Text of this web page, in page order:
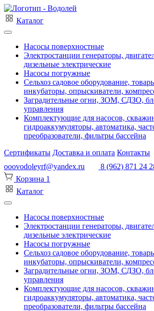
Каталог
Насосы поверхностные
Электростанции генераторы,
дизельные электрические
Насосы погружные
Сельхоз садовое оборудование,
инкубаторы, опрыскиватели,
Заградительные огни, ЗОМ, СДЗО,
управления
Комплектующие для насосов,
гидроаккумуляторы, автоматика,
преобразователи, фильтры бассейна
Сертификаты Доставка и оплата Контакты
ooovodoleyrf@yandex.ru
8 (962) 871 24
Корзина 1
Каталог
Насосы поверхностные
Электростанции генераторы,
дизельные электрические
Насосы погружные
Сельхоз садовое оборудование,
инкубаторы, опрыскиватели,
Заградительные огни, ЗОМ, СДЗО,
управления
Комплектующие для насосов,
гидроаккумуляторы, автоматика,
преобразователи, фильтры бассейна